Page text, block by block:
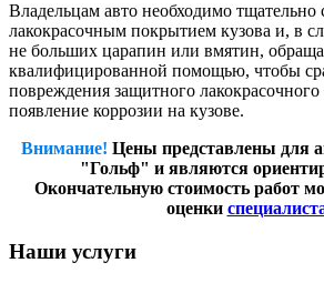
Владельцам авто необходимо тщательно
лакокрасочным покрытием кузова и, в
не больших царапин или вмятин,
квалифицированной помощью, чтобы
повреждения защитного
появление коррозии на кузове.
Внимание! Цены представлены для
"Гольф" и являются
Окончательную стоимость работ
оценки
Наши услуги